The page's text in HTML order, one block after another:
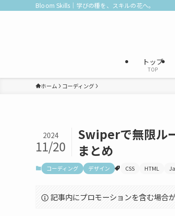
Bloom Skills｜学びの種を、スキルの花へ。
トップ
TOP
ホーム コーディング
Swiperで無限ル
まとめ
2024
11/20
コーディング デザイン CSS HTML
記事内にプロモーションを含む場合が